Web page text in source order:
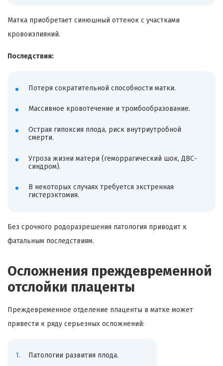
Матка приобретает синюшный оттенок с участками
кровоизлияний.
Последствия:
Потеря сократительной способности матки.
Массивное кровотечение и тромбообразование.
Острая гипоксия плода, риск внутриутробной
смерти.
Угроза жизни матери (геморрагический шок, ДВС-
синдром).
В некоторых случаях требуется экстренная
гистерэктомия.
Без срочного родоразрешения патология приводит к
фатальным последствиям.
Осложнения преждевременной
отслойки плаценты
Преждевременное отделение плаценты в матке может
привести к ряду серьезных осложнений:
Патологии развития плода.